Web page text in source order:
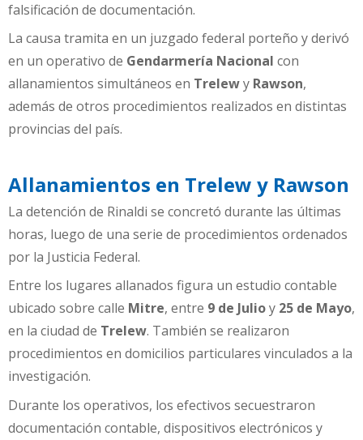
falsificación de documentación.
La causa tramita en un juzgado federal porteño y derivó
en un operativo de Gendarmería Nacional con
allanamientos simultáneos en Trelewy Rawson,
además de otros procedimientos realizados en distintas
provincias del país.
Allanamientos en Trelew y Rawson
La detención de Rinaldi se concretó durante las últimas
horas, luego de una serie de procedimientos ordenados
por la Justicia Federal.
Entre los lugares allanados figura un estudio contable
ubicado sobre calle Mitre, entre 9 de Julioy 25 de Mayo,
en la ciudad de Trelew. También se realizaron
procedimientos en domicilios particulares vinculados a la
investigación.
Durante los operativos, los efectivos secuestraron
documentación contable, dispositivos electrónicos y